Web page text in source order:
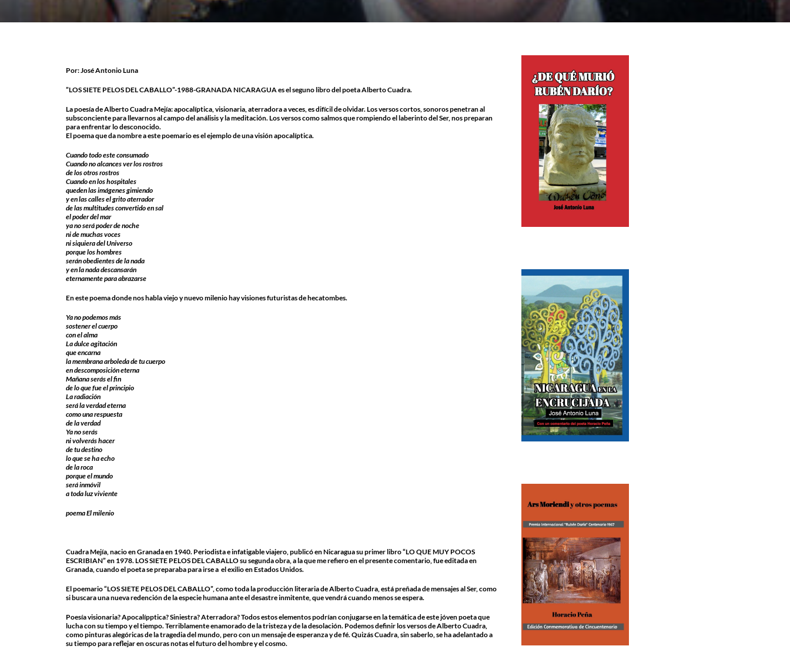
Por: José Antonio Luna
”LOS SIETE PELOS DEL CABALLO”-1988-GRANADA NICARAGUA es el seguno libro del poeta Alberto Cuadra.
La poesía de Alberto Cuadra Mejía: apocalíptica, visionaria, aterradora a veces, es difícil de olvidar. Los versos cortos, sonoros penetran al
subsconciente para llevarnos al campo del análisis y la meditación. Los versos como salmos que rompiendo el laberinto del Ser, nos preparan
para enfrentar lo desconocido.
El poema que da nombre a este poemario es el ejemplo de una visión apocalíptica.
Cuando todo este consumado
Cuando no alcances ver los rostros
de los otros rostros
Cuando en los hospitales
queden las imágenes gimiendo
y en las calles el grito aterrador
de las multitudes convertido en sal
el poder del mar
ya no será poder de noche
ni de muchas voces
ni siquiera del Universo
porque los hombres
serán obedientes de la nada
y en la nada descansarán
eternamente para abrazarse
En este poema donde nos habla viejo y nuevo milenio hay visiones futuristas de hecatombes.
Ya no podemos más
sostener el cuerpo
con el alma
La dulce agitación
que encarna
la membrana arboleda de tu cuerpo
en descomposición eterna
Mañana serás el fin
de lo que fue el principio
La radiación
será la verdad eterna
como una respuesta
de la verdad
Ya no serás
ni volverás hacer
de tu destino
lo que se ha echo
de la roca
porque el mundo
será inmóvil
a toda luz viviente
poema El milenio
Cuadra Mejía, nacio en Granada en 1940. Periodista e infatigable viajero, publicó en Nicaragua su primer libro “LO QUE MUY POCOS
ESCRIBIAN” en 1978. LOS SIETE PELOS DEL CABALLO su segunda obra, a la que me refiero en el presente comentario, fue editada en
Granada, cuando el poeta se preparaba para irse a el exilio en Estados Unidos.
El poemario “LOS SIETE PELOS DEL CABALLO”, como toda la producción literaria de Alberto Cuadra, está preñada de mensajes al Ser, como
si buscara una nueva redención de la especie humana ante el desastre inmitente, que vendrá cuando menos se espera.
Poesía visionaria? Apocalípptica? Siniestra? Aterradora? Todos estos elementos podrían conjugarse en la temática de este jóven poeta que
lucha con su tiempo y el tiempo. Terriblamente enamorado de la tristeza y de la desolación. Podemos definir los versos de Alberto Cuadra,
como pinturas alegóricas de la tragedia del mundo, pero con un mensaje de esperanza y de fé. Quizás Cuadra, sin saberlo, se ha adelantado a
su tiempo para reflejar en oscuras notas el futuro del hombre y el cosmo.